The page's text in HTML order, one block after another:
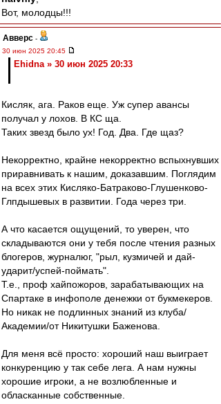
Вот, молодцы!!!
Авверс -
30 июн 2025 20:45
Ehidna » 30 июн 2025 20:33
Кисляк, ага. Раков еще. Уж супер авансы
получал у лохов. В КС ща.
Таких звезд было ух! Год. Два. Где щаз?
Некорректно, крайне некорректно вспыхнувших
приравнивать к нашим, доказавшим. Поглядим
на всех этих Кисляко-Батраково-Глушенково-
Глпдышевых в развитии. Года через три.
А что касается ощущений, то уверен, что
складываются они у тебя после чтения разных
блогеров, журналюг, "рыл, кузмичей и дай-
ударит/успей-поймать".
Т.е., проф хайпожоров, зарабатывающих на
Спартаке в инфополе денежки от букмекеров.
Но никак не подлинных знаний из клуба/
Академии/от Никитушки Баженова.
Для меня всё просто: хороший наш выиграет
конкуренцию у так себе лега. А нам нужны
хорошие игроки, а не возлюбленные и
обласканные собственные.